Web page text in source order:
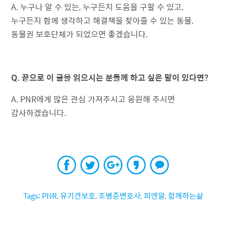
A. 누구나 알 수 있는, 누구든지 도움을 구할 수 있고,
누구든지 함께 생각하고 해결책을 찾아줄 수 있는 동물,
동물권 보호단체가 되었으면 좋겠습니다.
Q. 끝으로 이 글을 읽으시는 분들께 하고 싶은 말이 있다면?
A. PNR에게 많은 관심 가져주시고 응원해 주시면
감사하겠습니다.
PNR,유기견보호,조병준변호사,피엔알,함께하는삶